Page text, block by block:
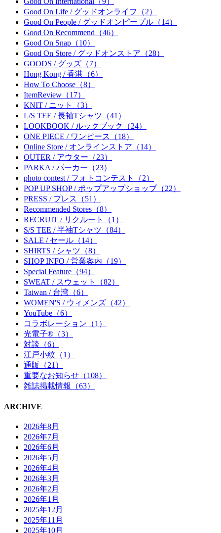
Good On Life / グッドオンライフ（2）
Good On People / グッドオンピープル（14）
Good On Recommend（46）
Good On Snap（10）
Good On Store / グッドオンストア（28）
GOODS / グッズ（7）
Hong Kong / 香港（6）
How To Choose（8）
ItemReview（17）
KNIT / ニット（3）
L/S TEE / 長袖Tシャツ（41）
LOOKBOOK / ルックブック（24）
ONE PIECE / ワンピース（18）
Online Store / オンラインストア（14）
OUTER / アウター（23）
PARKA / パーカー（23）
photo contest / フォトコンテスト（2）
POP UP SHOP / ポップアップショップ（22）
PRESS / プレス（51）
Recommended Stores（8）
RECRUIT / リクルート（1）
S/S TEE / 半袖Tシャツ（84）
SALE / セール（14）
SHIRTS / シャツ（8）
SHOP INFO / 営業案内（19）
Special Feature（94）
SWEAT / スウェット（82）
Taiwan / 台湾（6）
WOMEN'S / ウィメンズ（42）
YouTube（6）
コラボレーション（1）
光電子®（3）
対談（6）
江戸小紋（1）
通販（21）
重要なお知らせ（108）
雑誌掲載情報（63）
ARCHIVE
2026年8月
2026年7月
2026年6月
2026年5月
2026年4月
2026年3月
2026年2月
2026年1月
2025年12月
2025年11月
2025年10月